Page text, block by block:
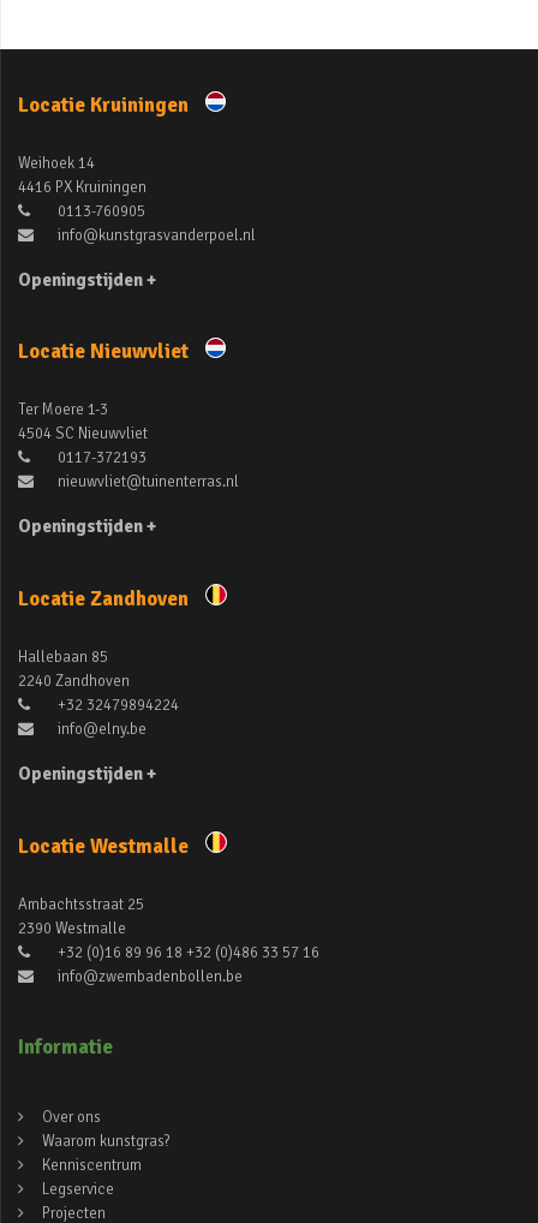
Locatie Kruiningen
Weihoek 14
4416 PX Kruiningen
0113-760905
info@kunstgrasvanderpoel.nl
Openingstijden +
Locatie Nieuwvliet
Ter Moere 1-3
4504 SC Nieuwvliet
0117-372193
nieuwvliet@tuinenterras.nl
Openingstijden +
Locatie Zandhoven
Hallebaan 85
2240 Zandhoven
+32 32479894224
info@elny.be
Openingstijden +
Locatie Westmalle
Ambachtsstraat 25
2390 Westmalle
+32 (0)16 89 96 18 +32 (0)486 33 57 16
info@zwembadenbollen.be
Informatie
Over ons
Waarom kunstgras?
Kenniscentrum
Legservice
Projecten